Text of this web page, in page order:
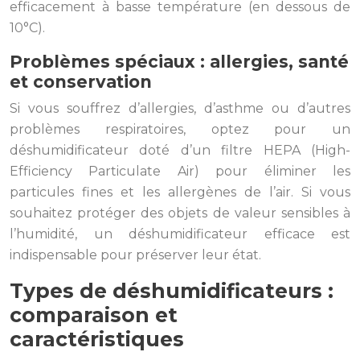
efficacement à basse température (en dessous de
10°C).
Problèmes spéciaux : allergies, santé
et conservation
Si vous souffrez d’allergies, d’asthme ou d’autres
problèmes respiratoires, optez pour un
déshumidificateur doté d’un filtre HEPA (High-
Efficiency Particulate Air) pour éliminer les
particules fines et les allergènes de l’air. Si vous
souhaitez protéger des objets de valeur sensibles à
l’humidité, un déshumidificateur efficace est
indispensable pour préserver leur état.
Types de déshumidificateurs :
comparaison et
caractéristiques